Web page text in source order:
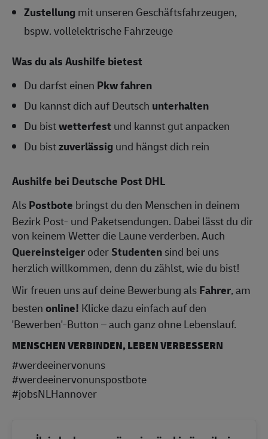
Zustellungmit unseren Geschäftsfahrzeugen,
bspw. vollelektrische Fahrzeuge
Was du als Aushilfe bietest
Du darfst einen Pkw fahren
Du kannst dich auf Deutsch unterhalten
Du bistwetterfest und kannst gut anpacken
Du bistzuverlässigund hängst dich rein
Aushilfe bei Deutsche Post DHL
AlsPostbote bringst du den Menschen in deinem
Bezirk Post- und Paketsendungen. Dabei lässt du dir
von keinem Wetter die Laune verderben. Auch
QuereinsteigeroderStudentensind bei uns
herzlich willkommen, denn du zählst, wie du bist!
Wir freuen uns auf deine Bewerbung alsFahrer, am
bestenonline! Klicke dazu einfach auf den
'Bewerben'-Button – auch ganz ohne Lebenslauf.
MENSCHEN VERBINDEN, LEBEN VERBESSERN
#werdeeinervonuns
#werdeeinervonunspostbote
#jobsNLHannover